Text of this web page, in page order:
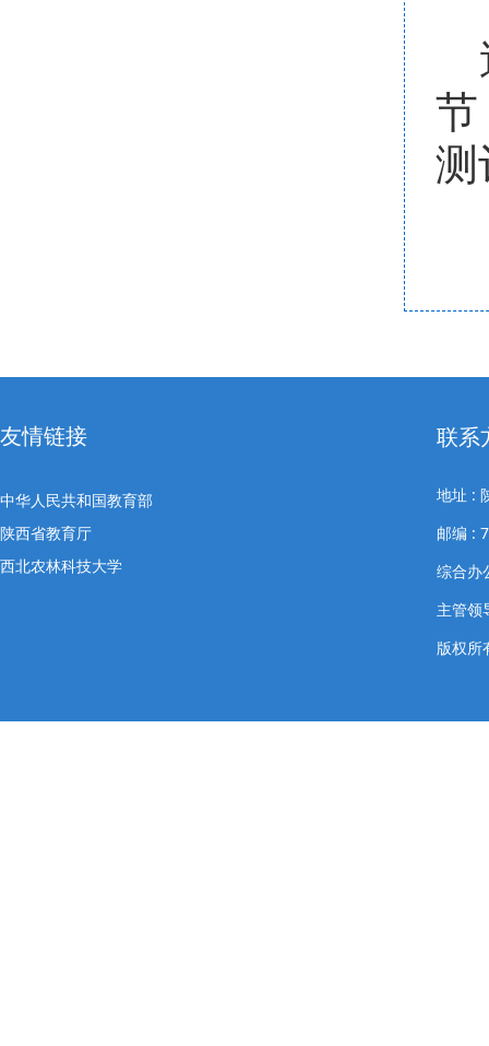
节
测
友情链接
中华人民共和国教育部
陕西省教育厅
西北农林科技大学
联系
地址 :
邮编 :
综合办
主管
版权